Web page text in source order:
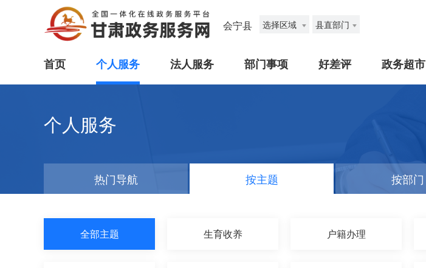
会宁县 选择区域 县直部门
首页 个人服务 法人服务 部门事项 好差评 政务超市
个人服务
热门导航 按主题 按部门
全部主题 生育收养 户籍办理